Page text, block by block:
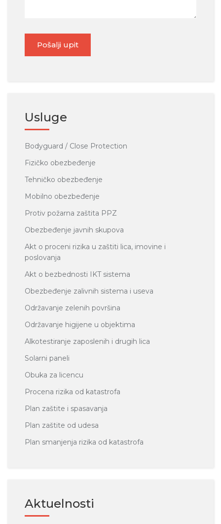
Pošalji upit
Usluge
Bodyguard / Close Protection
Fizičko obezbeđenje
Tehničko obezbeđenje
Mobilno obezbeđenje
Protiv požarna zaštita PPZ
Obezbeđenje javnih skupova
Akt o proceni rizika u zaštiti lica, imovine i
poslovanja
Akt o bezbednosti IKT sistema
Obezbeđenje zalivnih sistema i useva
Održavanje zelenih površina
Održavanje higijene u objektima
Alkotestiranje zaposlenih i drugih lica
Solarni paneli
Obuka za licencu
Procena rizika od katastrofa
Plan zaštite i spasavanja
Plan zaštite od udesa
Plan smanjenja rizika od katastrofa
Aktuelnosti